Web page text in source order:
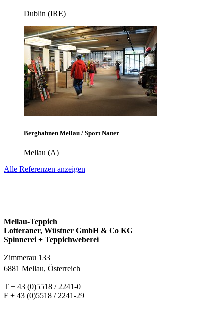
Dublin (IRE)
Bergbahnen Mellau / Sport Natter
Mellau (A)
Alle Referenzen anzeigen
Mellau-Teppich
Lotteraner, Wüstner GmbH & Co KG
Spinnerei + Teppichweberei
Zimmerau 133
6881 Mellau, Österreich
T + 43 (0)5518 / 2241-0
F + 43 (0)5518 / 2241-29